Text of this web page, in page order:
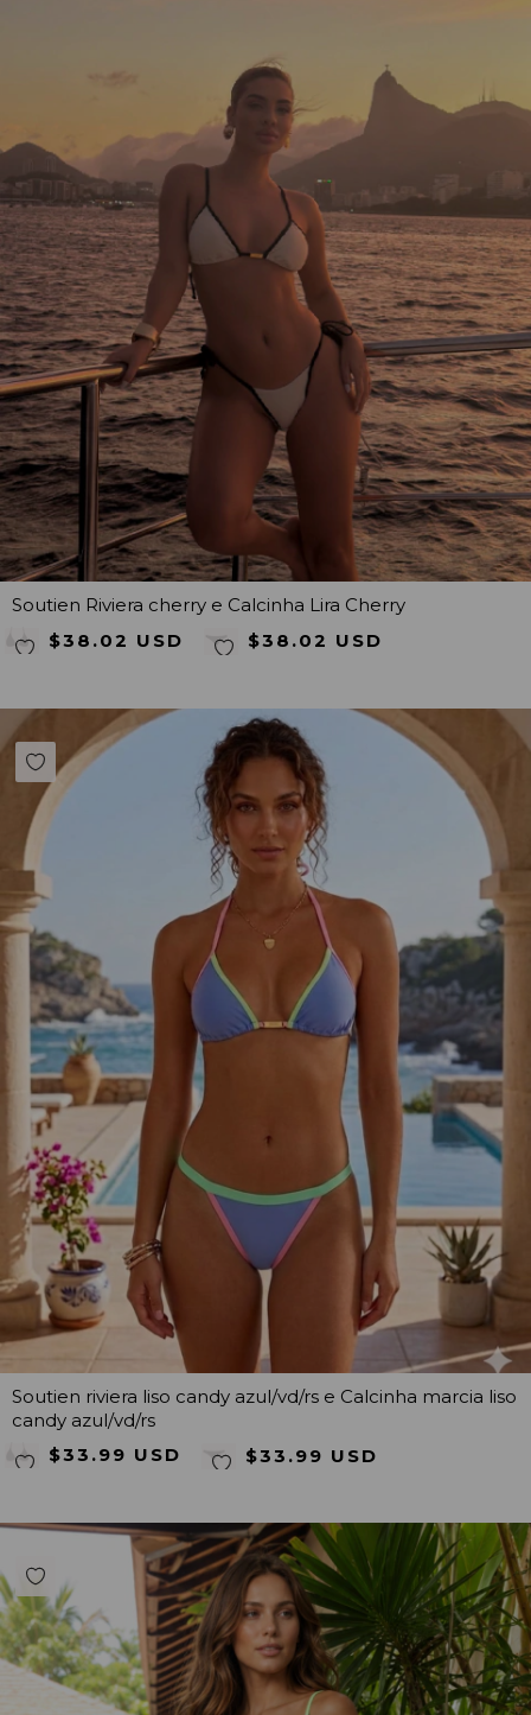
Soutien Riviera cherry e Calcinha Lira Cherry
$38.02 USD
$38.02 USD
Soutien riviera liso candy azul/vd/rs e Calcinha marcia liso
candy azul/vd/rs
$33.99 USD
$33.99 USD